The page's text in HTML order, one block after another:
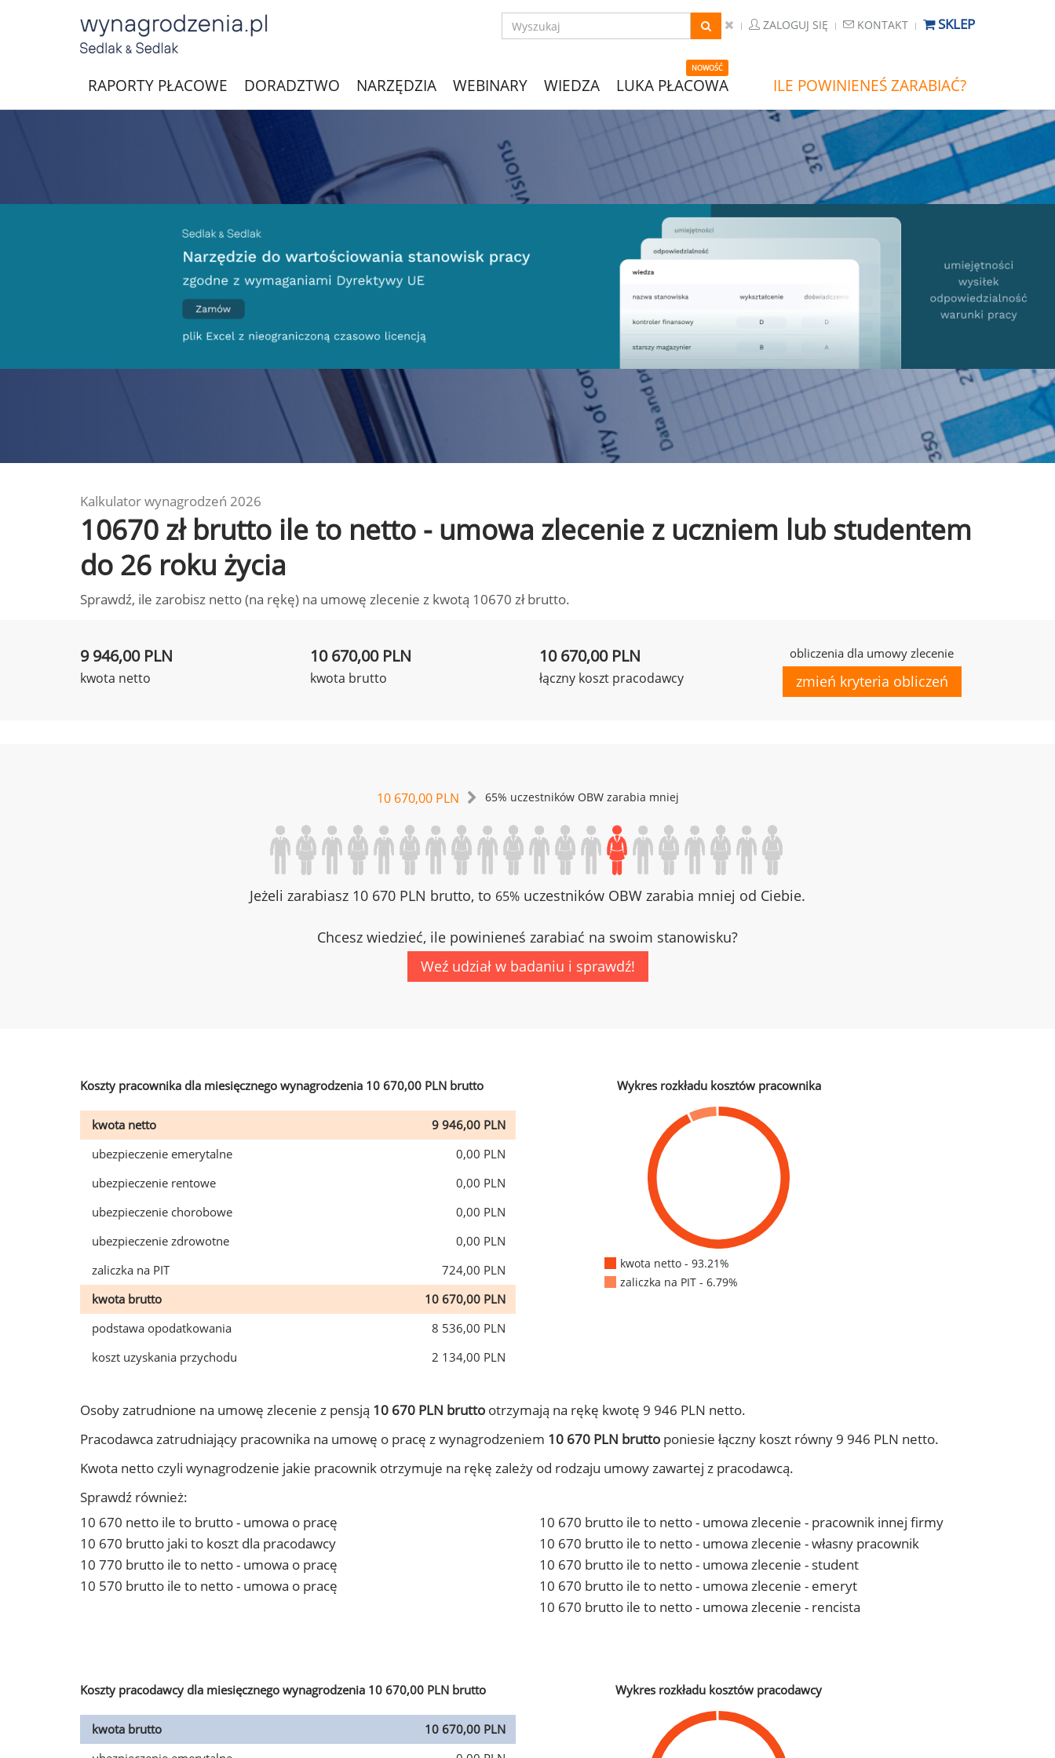
ZALOGUJ SIĘ KONTAKT SKLEP
RAPORTY PŁACOWE DORADZTWO NARZĘDZIA WEBINARY WIEDZA
NOWOŚĆ
LUKA PŁACOWA ILE POWINIENEŚ ZARABIAĆ?
Kalkulator wynagrodzeń 2026
10670 zł brutto ile to netto - umowa zlecenie z uczniem lub studentem
do 26 roku życia
Sprawdź, ile zarobisz netto (na rękę) na umowę zlecenie z kwotą 10670 zł brutto.
9 946,00 PLN
kwota netto
10 670,00 PLN
kwota brutto
10 670,00 PLN
łączny koszt pracodawcy
obliczenia dla umowy zlecenie
zmień kryteria obliczeń
10 670,00 PLN 65% uczestników OBW zarabia mniej
Jeżeli zarabiasz 10 670 PLN brutto, to 65% uczestników OBW zarabia mniej od Ciebie.
Chcesz wiedzieć, ile powinieneś zarabiać na swoim stanowisku?
Weź udział w badaniu i sprawdź!
Koszty pracownika dla miesięcznego wynagrodzenia 10 670,00 PLN brutto
kwota netto
9 946,00 PLN
ubezpieczenie emerytalne
0,00 PLN
ubezpieczenie rentowe
0,00 PLN
ubezpieczenie chorobowe
0,00 PLN
ubezpieczenie zdrowotne
0,00 PLN
zaliczka na PIT
724,00 PLN
kwota brutto
10 670,00 PLN
podstawa opodatkowania
8 536,00 PLN
koszt uzyskania przychodu
2 134,00 PLN
Wykres rozkładu kosztów pracownika
kwota netto - 93.21%
zaliczka na PIT - 6.79%
Osoby zatrudnione na umowę zlecenie z pensją 10 670 PLN brutto otrzymają na rękę kwotę 9 946 PLN netto.
Pracodawca zatrudniający pracownika na umowę o pracę z wynagrodzeniem 10 670 PLN brutto poniesie łączny koszt równy 9 946 PLN netto.
Kwota netto czyli wynagrodzenie jakie pracownik otrzymuje na rękę zależy od rodzaju umowy zawartej z pracodawcą.
Sprawdź również:
10 670 netto ile to brutto - umowa o pracę
10 670 brutto jaki to koszt dla pracodawcy
10 770 brutto ile to netto - umowa o pracę
10 570 brutto ile to netto - umowa o pracę
10 670 brutto ile to netto - umowa zlecenie - pracownik innej firmy
10 670 brutto ile to netto - umowa zlecenie - własny pracownik
10 670 brutto ile to netto - umowa zlecenie - student
10 670 brutto ile to netto - umowa zlecenie - emeryt
10 670 brutto ile to netto - umowa zlecenie - rencista
Koszty pracodawcy dla miesięcznego wynagrodzenia 10 670,00 PLN brutto
kwota brutto
10 670,00 PLN
Wykres rozkładu kosztów pracodawcy